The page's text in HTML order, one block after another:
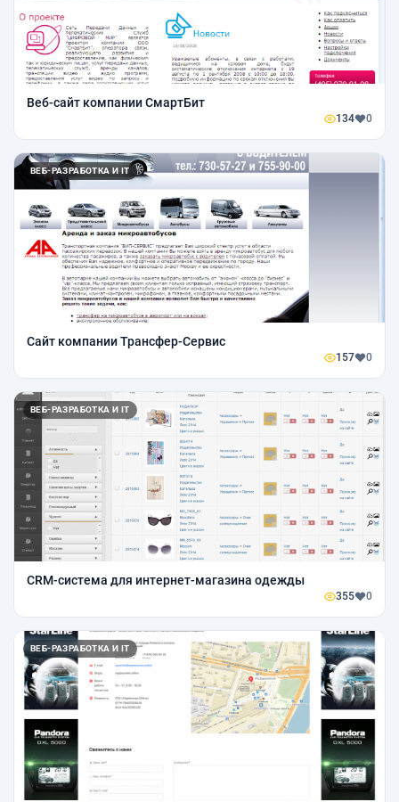
Веб-сайт компании СмартБит
134 0
ВЕБ-РАЗРАБОТКА И IT
Сайт компании Трансфер-Сервис
157 0
ВЕБ-РАЗРАБОТКА И IT
CRM-система для интернет-магазина одежды
355 0
ВЕБ-РАЗРАБОТКА И IT